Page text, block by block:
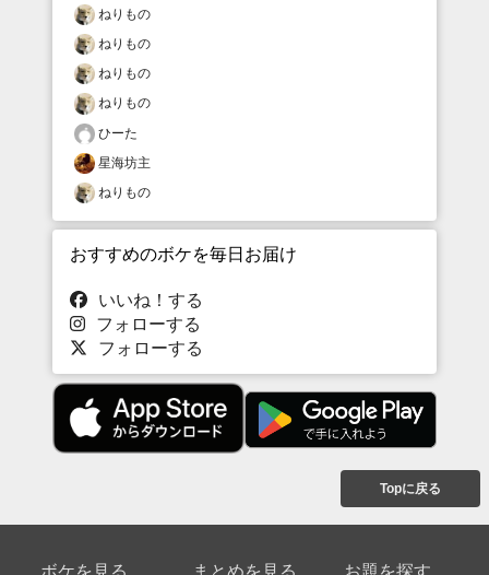
ねりもの
ねりもの
ねりもの
ねりもの
ひーた
星海坊主
ねりもの
おすすめのボケを毎日お届け
いいね！する
フォローする
フォローする
Topに戻る